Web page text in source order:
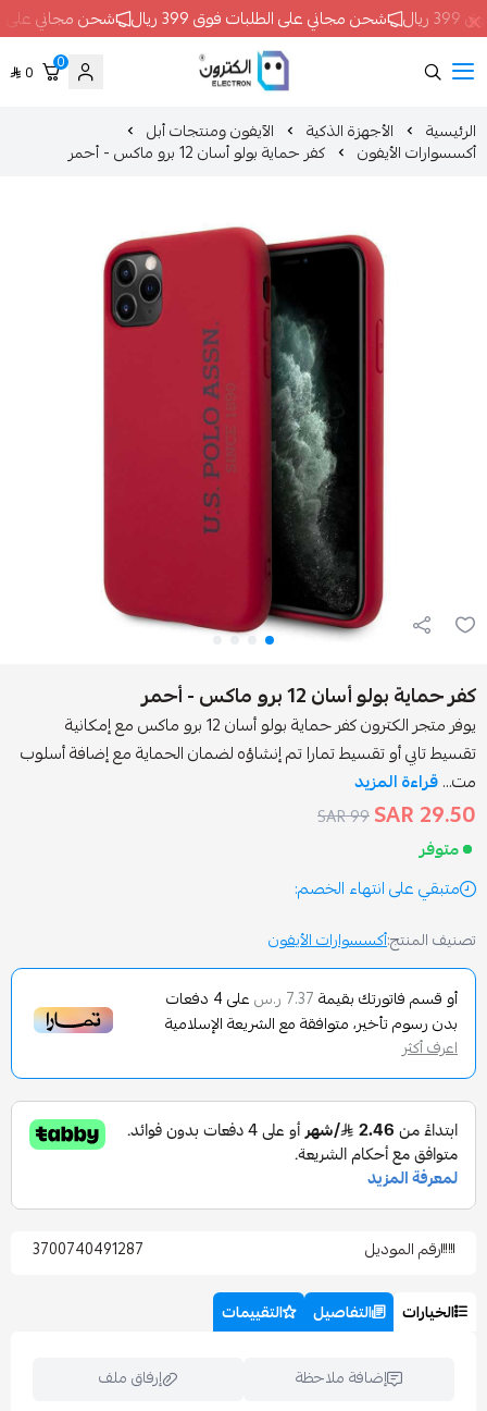
شحن مجاني على الطلبات فوق 399 ريال شحن مجاني على الطلبات فوق 399 ريال
الأجهزة الذكية الآيفون ومنتجات أبل
كفر حماية بولو أسان 12 برو ماكس - أحمر
برو ماكس - أحمر
يوفر متجر الكترون كفر حماية بولو أسان 12 برو ماكس مع إمكانية
تقسيط تمارا تم إنشاؤه لضمان الحماية مع إضافة أسلوب
99 SAR
الخصم:
أكسسوارات الأيفون
بقيمة 7.37 ر.س على4دفعات
متوافقة مع الشريعة الإسلامية
3700740491287
التفاصيل التقييمات
إضافة ملاحظة